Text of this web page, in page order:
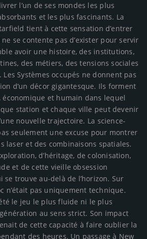
l’un de ses mondes les plus
et les plus fascinants. La
tient à cette sensation d’entrer
se contente pas d’exister pour servir
avoir une histoire, des institutions,
des métiers, des tensions sociales
Les Systèmes occupés ne donnent pas
d’un décor gigantesque. Ils forment
et humain dans lequel
station et chaque ville peut devenir
nouvelle trajectoire. La science-
seulement une excuse pour montrer
laser et des combinaisons spatiales.
d’héritage, de colonisation,
et de cette vieille obsession
trouve au-delà de l’horizon. Sur
n’était pas uniquement technique.
le jeu le plus fluide ni le plus
au sens strict. Son impact
de cette capacité à faire oublier la
des heures. Un passage à New